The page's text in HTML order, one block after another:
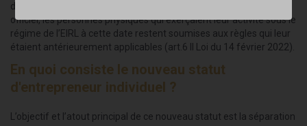
depuis le 15 février 2022, date de publication de la loi au journal
officiel, les personnes physiques qui exerçaient leur activité sous le
régime de l’EIRL à cette date restent soumises aux règles qui leur
étaient antérieurement applicables (art.6 II Loi du 14 février 2022).
En quoi consiste le nouveau statut
d'entrepreneur individuel ?
L’objectif et l’atout principal de ce nouveau statut est la séparation